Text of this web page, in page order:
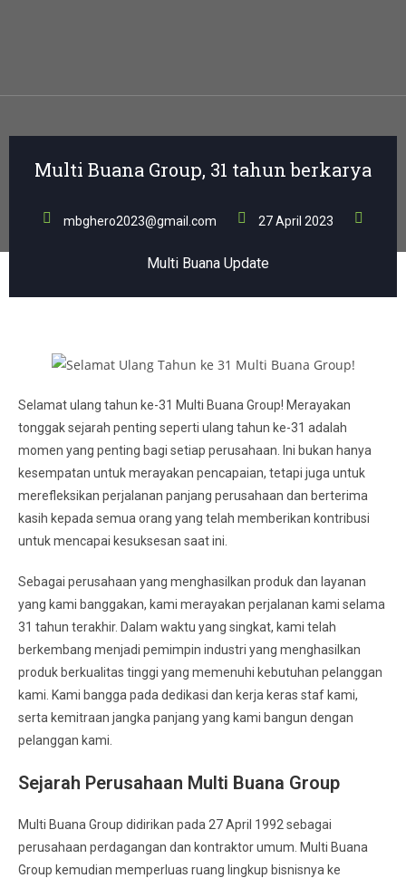
Multi Buana Group, 31 tahun berkarya
mbghero2023@gmail.com 27 April 2023
Multi Buana Update
Selamat ulang tahun ke-31 Multi Buana Group! Merayakan
tonggak sejarah penting seperti ulang tahun ke-31 adalah
momen yang penting bagi setiap perusahaan. Ini bukan hanya
kesempatan untuk merayakan pencapaian, tetapi juga untuk
merefleksikan perjalanan panjang perusahaan dan berterima
kasih kepada semua orang yang telah memberikan kontribusi
untuk mencapai kesuksesan saat ini.
Sebagai perusahaan yang menghasilkan produk dan layanan
yang kami banggakan, kami merayakan perjalanan kami selama
31 tahun terakhir. Dalam waktu yang singkat, kami telah
berkembang menjadi pemimpin industri yang menghasilkan
produk berkualitas tinggi yang memenuhi kebutuhan pelanggan
kami. Kami bangga pada dedikasi dan kerja keras staf kami,
serta kemitraan jangka panjang yang kami bangun dengan
pelanggan kami.
Sejarah Perusahaan Multi Buana Group
Multi Buana Group didirikan pada 27 April 1992 sebagai
perusahaan perdagangan dan kontraktor umum. Multi Buana
Group kemudian memperluas ruang lingkup bisnisnya ke